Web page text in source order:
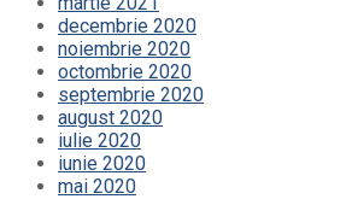
decembrie 2020
noiembrie 2020
octombrie 2020
septembrie 2020
august 2020
iulie 2020
iunie 2020
mai 2020